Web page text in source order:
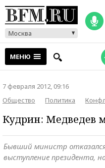
Москва
МЕНЮ
7 февраля 2012, 09:16
Общество
Политика
Кудрин: Медведев
Бывший министр
выступление президента,